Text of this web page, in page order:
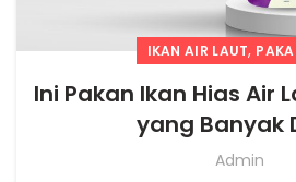
IKAN AIR LAUT,
Ini Pakan Ikan Hias Air
yang Banyak
Admin